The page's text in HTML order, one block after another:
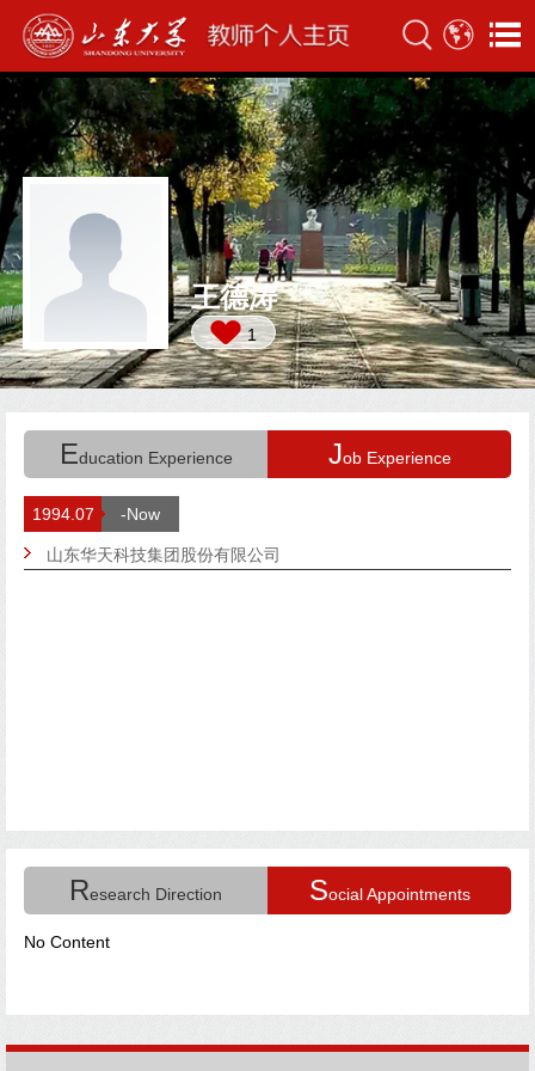
王德涛
1
Education Experience Job Experience
1994.07 -Now
山东华天科技集团股份有限公司
Research Direction Social Appointments
No Content